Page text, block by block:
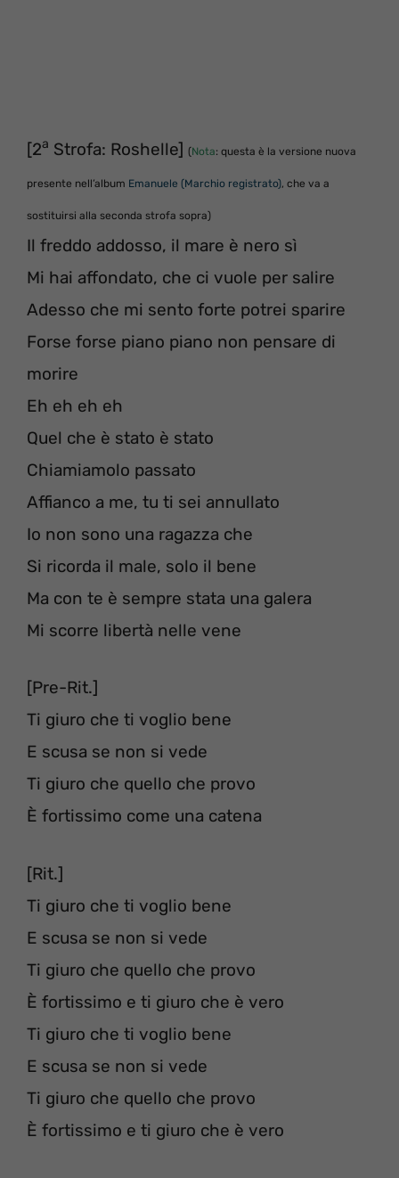
[2a Strofa: Roshelle] (Nota: questa è la versione nuova
presente nell’album Emanuele (Marchio registrato), che va a
sostituirsi alla seconda strofa sopra)
Il freddo addosso, il mare è nero sì
Mi hai affondato, che ci vuole per salire
Adesso che mi sento forte potrei sparire
Forse forse piano piano non pensare di
morire
Eh eh eh eh
Quel che è stato è stato
Chiamiamolo passato
Affianco a me, tu ti sei annullato
Io non sono una ragazza che
Si ricorda il male, solo il bene
Ma con te è sempre stata una galera
Mi scorre libertà nelle vene
[Pre-Rit.]
Ti giuro che ti voglio bene
E scusa se non si vede
Ti giuro che quello che provo
È fortissimo come una catena
[Rit.]
Ti giuro che ti voglio bene
E scusa se non si vede
Ti giuro che quello che provo
È fortissimo e ti giuro che è vero
Ti giuro che ti voglio bene
E scusa se non si vede
Ti giuro che quello che provo
È fortissimo e ti giuro che è vero